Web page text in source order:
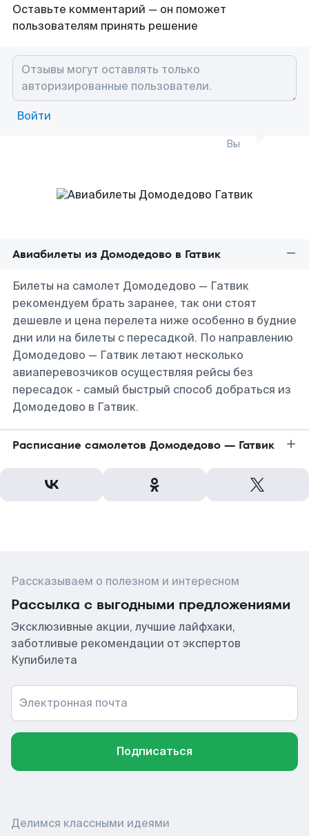
Оставьте комментарий — он поможет
пользователям принять решение
Войти
Вы
Авиабилеты из Домодедово в Гатвик
Билеты на самолет Домодедово — Гатвик
рекомендуем брать заранее, так они стоят
дешевле и цена перелета ниже особенно в будние
дни или на билеты с пересадкой. По направлению
Домодедово — Гатвик летают несколько
авиаперевозчиков осуществляя рейсы без
пересадок - самый быстрый способ добраться из
Домодедово в Гатвик.
Расписание самолетов Домодедово — Гатвик
Рассказываем о полезном и интересном
Рассылка с выгодными предложениями
Эксклюзивные акции, лучшие лайфхаки,
заботливые рекомендации от экспертов
Купибилета
Электронная почта
Подписаться
Делимся классными идеями